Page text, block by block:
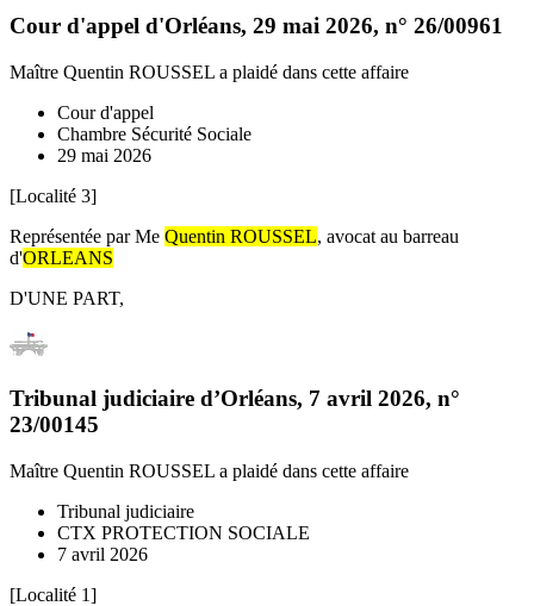
Cour d'appel d'Orléans, 29 mai 2026, n° 26/00961
Maître Quentin ROUSSEL a plaidé dans cette affaire
Cour d'appel
Chambre Sécurité Sociale
29 mai 2026
[Localité 3]
Représentée par Me Quentin ROUSSEL, avocat au barreau
d'ORLEANS
D'UNE PART,
Tribunal judiciaire d’Orléans, 7 avril 2026, n°
23/00145
Maître Quentin ROUSSEL a plaidé dans cette affaire
Tribunal judiciaire
CTX PROTECTION SOCIALE
7 avril 2026
[Localité 1]